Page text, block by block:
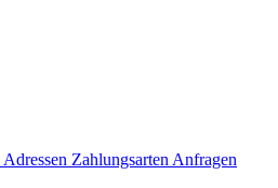
Adressen Zahlungsarten Anfragen